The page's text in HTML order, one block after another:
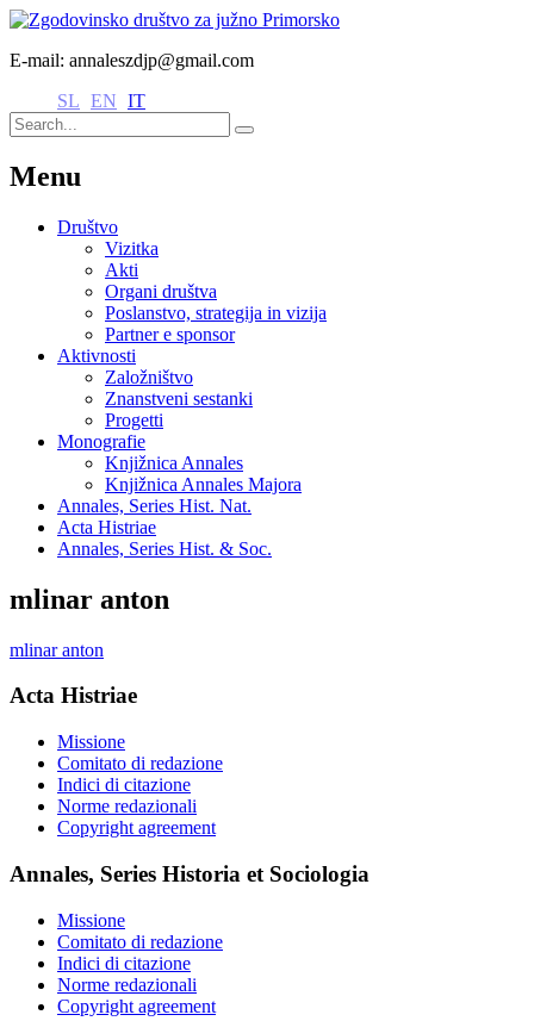
E-mail: annaleszdjp@gmail.com
SL EN IT
Menu
Društvo
Vizitka
Akti
Organi društva
Poslanstvo, strategija in vizija
Partner e sponsor
Aktivnosti
Založništvo
Znanstveni sestanki
Progetti
Monografie
Knjižnica Annales
Knjižnica Annales Majora
Annales, Series Hist. Nat.
Acta Histriae
Annales, Series Hist. & Soc.
mlinar anton
mlinar anton
Acta Histriae
Missione
Comitato di redazione
Indici di citazione
Norme redazionali
Copyright agreement
Annales, Series Historia et Sociologia
Missione
Comitato di redazione
Indici di citazione
Norme redazionali
Copyright agreement